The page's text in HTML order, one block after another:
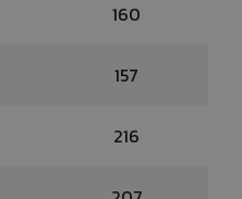
160
157
216